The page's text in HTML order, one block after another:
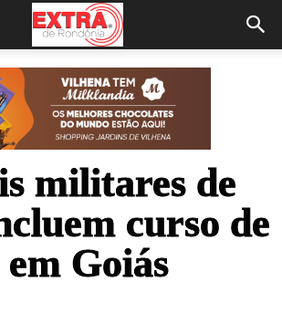
militares de
curso de
Goiás